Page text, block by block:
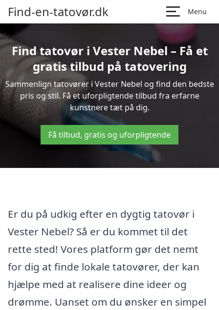
Find-en-tatovør.dk Menu
Find tatovør i Vester Nebel – Få et
gratis tilbud på tatovering
Sammenlign tatovører i Vester Nebel og find den bedste
pris og stil. Få et uforpligtende tilbud fra erfarne
kunstnere tæt på dig.
Få tilbud, gratis og uforpligtende
Er du på udkig efter en dygtig tatovør i
Vester Nebel? Så er du kommet til det
rette sted! Vores platform gør det nemt
for dig at finde lokale tatovører, der kan
hjælpe med at realisere dine ideer og
drømme. Uanset om du ønsker en simpel